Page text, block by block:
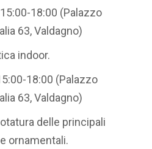
18:00 (Palazzo
63, Valdagno)
indoor.
18:00 (Palazzo
63, Valdagno)
delle principali
ornamentali.